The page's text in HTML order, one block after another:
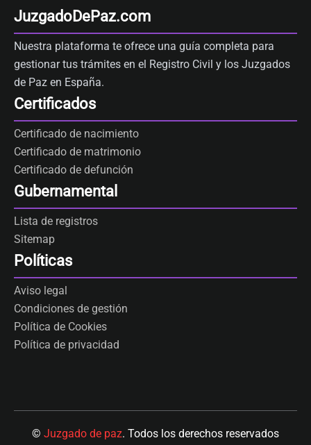
JuzgadoDePaz.com
Nuestra plataforma te ofrece una guía completa para
gestionar tus trámites en el Registro Civil y los Juzgados
de Paz en España.
Certificados
Certificado de nacimiento
Certificado de matrimonio
Certificado de defunción
Gubernamental
Lista de registros
Sitemap
Políticas
Aviso legal
Condiciones de gestión
Política de Cookies
Política de privacidad
© Juzgado de paz. Todos los derechos reservados